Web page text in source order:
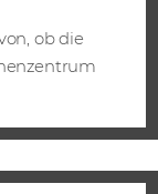
ob die